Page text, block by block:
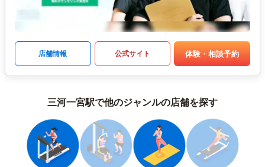
店舗情報 公式サイト 体験・相談予約
三河一宮駅で他のジャンルの店舗を探す